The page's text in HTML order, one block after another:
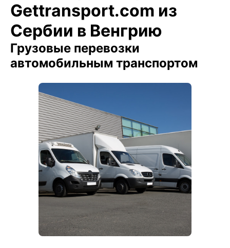
Gettransport.com из
Сербии в Венгрию
Грузовые перевозки
автомобильным транспортом